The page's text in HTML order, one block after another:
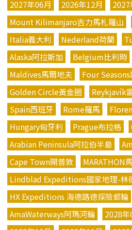
2027年06月
2026年12月
Mount Kilimanjaro吉力馬札羅山
Italia義大利
Nederland荷蘭
Alaska阿拉斯加
Belgium比利時
Maldives馬爾地夫
Four
Golden Circle黃金圈
Reykjavík
Spain西班牙
Rome羅馬
Hungary匈牙利
Prague布拉格
Arabian Peninsula阿拉伯半島
Cape Town開普敦
MARATHON
Lindblad Expeditions國家地理-林
HX Expeditions 海德路德探險郵輪
AmaWaterways阿瑪河輪
2028年